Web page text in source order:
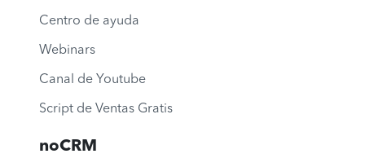
Centro de ayuda
Webinars
Canal de Youtube
Script de Ventas Gratis
noCRM